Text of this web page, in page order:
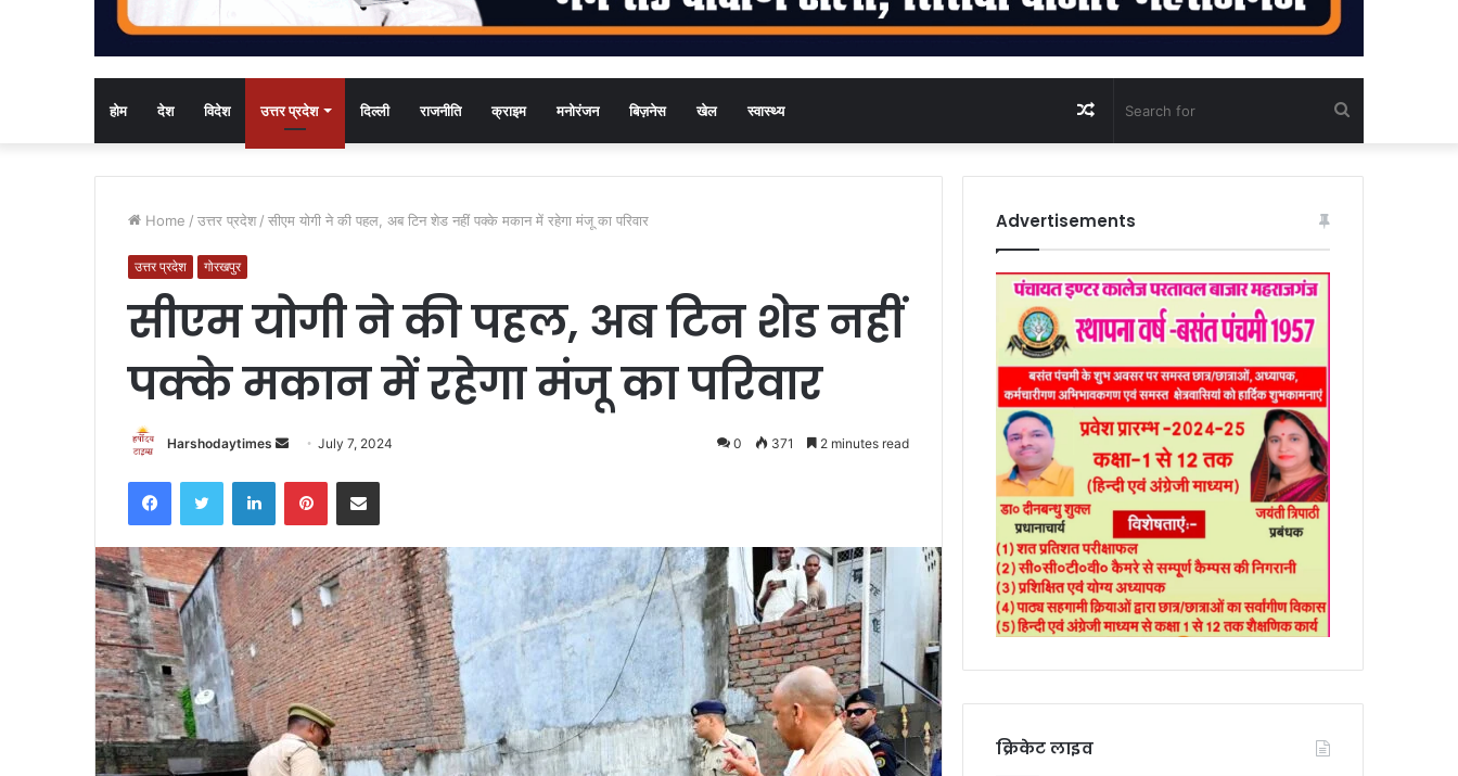
होम देश विदेश उत्तर प्रदेश दिल्ली राजनीति क्राइम मनोरंजन बिज़नेस खेल स्वास्थ्य
for
Random
Article
Home / उत्तर प्रदेश / सीएम योगी ने की पहल, अब टिन शेड नहीं पक्के मकान में रहेगा मंजू का परिवार
उत्तर प्रदेश गोरखपुर
सीएम योगी ने की पहल, अब टिन शेड नहीं
पक्के मकान में रहेगा मंजू का परिवार
Harshodaytimes
Send
email
July 7, 2024 0 371 2 minutes read
FacebookTwitter LinkedInPinterestShare via Email
Advertisements
क्रिकेट लाइव